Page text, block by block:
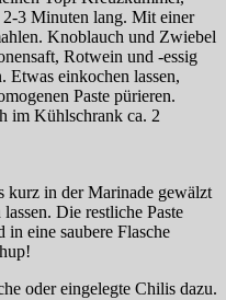
3 Minuten lang. Mit einer
Knoblauch und Zwiebel
Rotwein und -essig
Etwas einkochen lassen,
Paste pürieren.
im Kühlschrank ca. 2
kurz in der Marinade gewälzt
Die restliche Paste
eine saubere Flasche
oder eingelegte Chilis dazu.